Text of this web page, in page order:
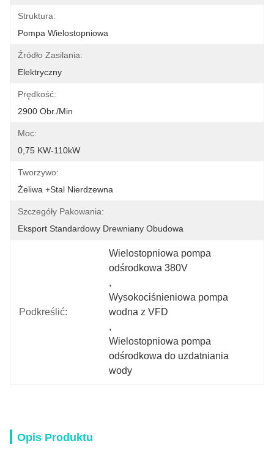
Struktura:
Pompa Wielostopniowa
Źródło Zasilania:
Elektryczny
Prędkość:
2900 Obr./min
Moc:
0,75 KW-110kW
Tworzywo:
Żeliwa +stal Nierdzewna
Szczegóły Pakowania:
Eksport Standardowy Drewniany Obudowa
Podkreślić:
Wielostopniowa pompa
odśrodkowa 380V
,
Wysokociśnieniowa pompa
wodna z VFD
,
Wielostopniowa pompa
odśrodkowa do uzdatniania
wody
Opis Produktu